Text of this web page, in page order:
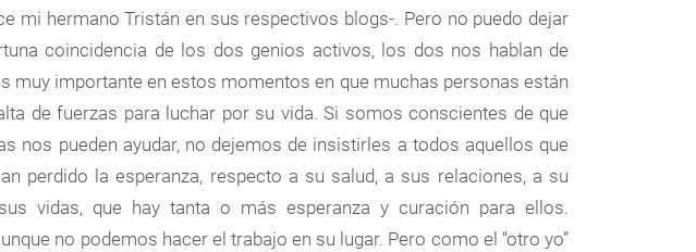
mi hermano Tristán en sus respectivos blogs-. Pero no puedo dejar
coincidencia de los dos genios activos, los dos nos hablan de
muy importante en estos momentos en que muchas personas están
de fuerzas para luchar por su vida. Si somos conscientes de que
nos pueden ayudar, no dejemos de insistirles a todos aquellos que
perdido la esperanza, respecto a su salud, a sus relaciones, a su
vidas, que hay tanta o más esperanza y curación para ellos.
no podemos hacer el trabajo en su lugar. Pero como el “otro yo”